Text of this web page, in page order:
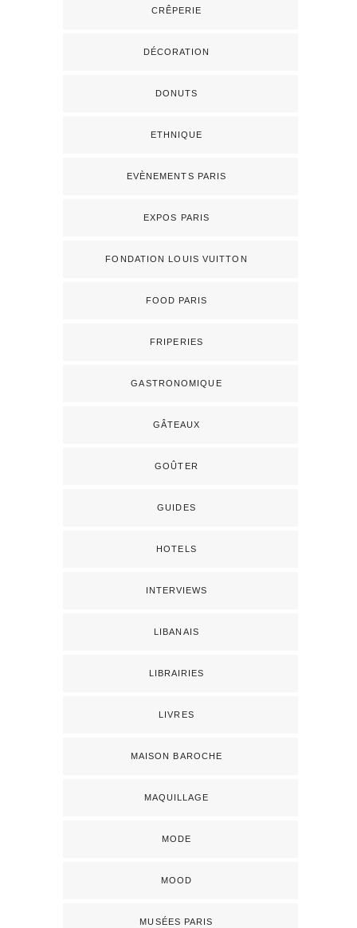
CRÊPERIE
DÉCORATION
DONUTS
ETHNIQUE
EVÈNEMENTS PARIS
EXPOS PARIS
FONDATION LOUIS VUITTON
FOOD PARIS
FRIPERIES
GASTRONOMIQUE
GÂTEAUX
GOÛTER
GUIDES
HOTELS
INTERVIEWS
LIBANAIS
LIBRAIRIES
LIVRES
MAISON BAROCHE
MAQUILLAGE
MODE
MOOD
MUSÉES PARIS